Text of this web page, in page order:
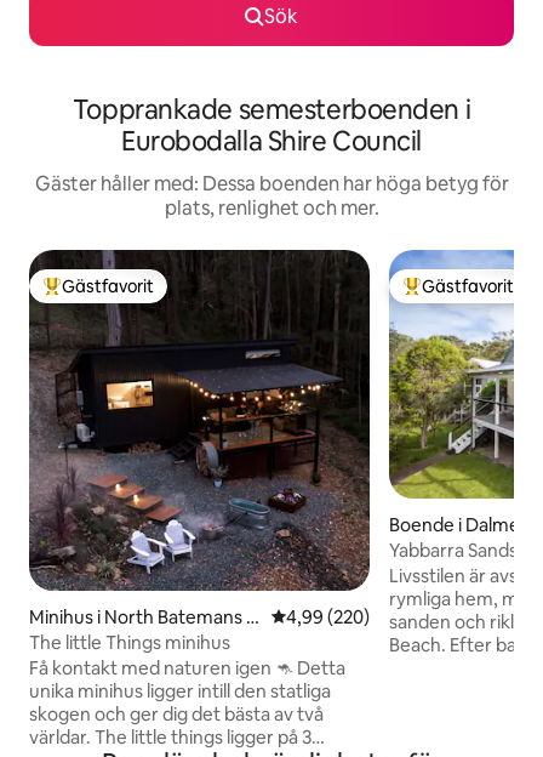
Sök
Topprankade semesterboenden i
Eurobodalla Shire Council
Gäster håller med: Dessa boenden har höga betyg för
plats, renlighet och mer.
Populär gästfavorit
Gästfavorit
Minihus i North Batemans B
ay
4,99 av 5 i genomsnittligt
4,99 (220)
The little Things minihus
Få kontakt med naturen igen 🦘 Detta
unika minihus ligger intill den statliga
skogen och ger dig det bästa av två
världar. The little things ligger på 3
Populär
Gästfavorit
Boende i Dalmeny
Yabbarra Sands –
stranden.
Livsstilen är
rymliga hem,
sanden och
Beach. Efter badet är den varma